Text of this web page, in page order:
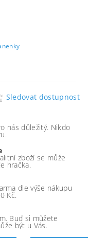
Sledovat dostupnost
nás důležitý. Nikdo
zboží se může
hračka.
dle výše nákupu
Kč.
Buď si můžete
být u Vás.